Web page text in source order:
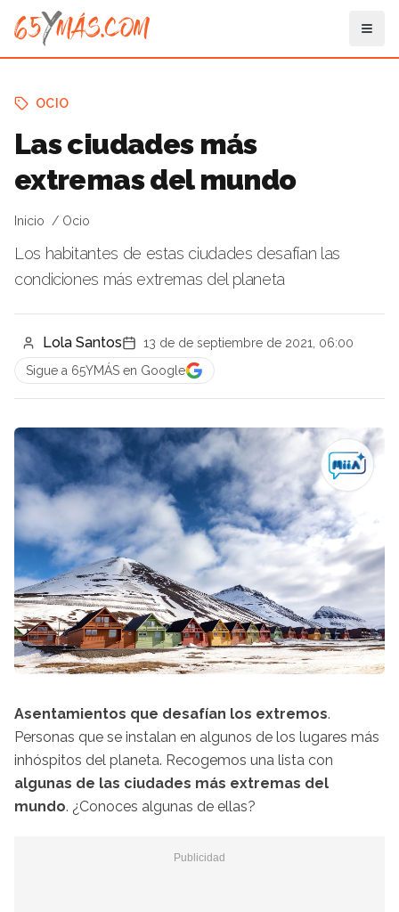
OCIO
Las ciudades más
extremas del mundo
Inicio Ocio
Los habitantes de estas ciudades desafían las
condiciones más extremas del planeta
Lola Santos
13 de de septiembre de 2021, 06:00
Sigue a 65YMÁS en Google
Asentamientos que desafían los extremos.
Personas que se instalan en algunos de los lugares más
inhóspitos del planeta. Recogemos una lista con
algunas de las ciudades más extremas del
mundo. ¿Conoces algunas de ellas?